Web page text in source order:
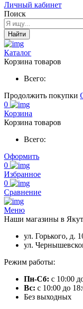
Личный кабинет
Поиск
Найти
Каталог
Корзина товаров
Всего:
Продолжить покупки
0
Корзина
Корзина товаров
Всего:
Оформить
0
Избранное
0
Сравнение
Меню
Наши магазины в
ул. Горького, д.
ул.
Режим работы:
Пн-Сб: с 10:00
Вс: с 10:00 до
Без выходных